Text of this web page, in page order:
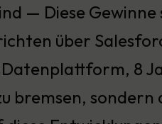
— Diese Gewinne
über
8
bremsen,